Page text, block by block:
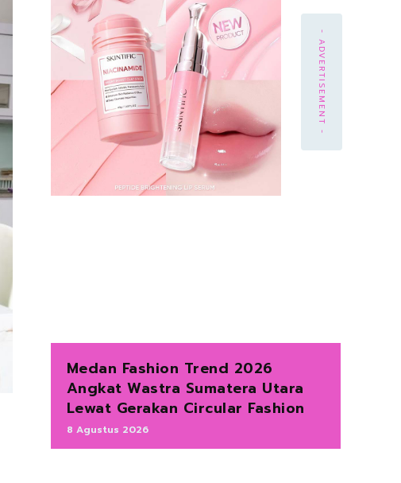
- ADVERTISEMENT -
Medan Fashion Trend 2026
Angkat Wastra Sumatera Utara
Lewat Gerakan Circular Fashion
8 Agustus 2026